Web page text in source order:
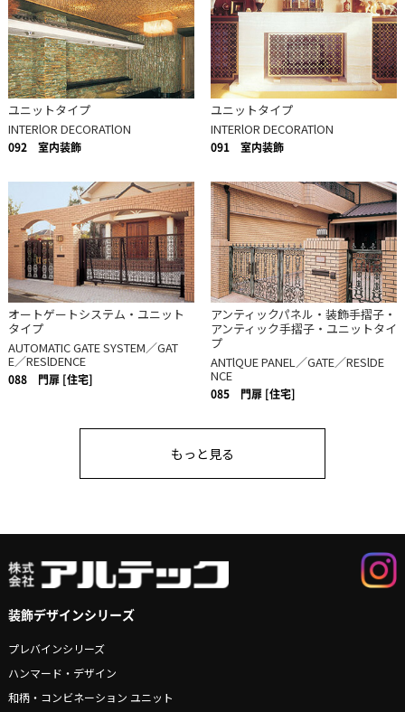
ユニットタイプ
INTERlOR DECORATlON
092 室内装飾
ユニットタイプ
INTERlOR DECORATlON
091 室内装飾
オートゲートシステム・ユニット
タイプ
AUTOMATIC GATE SYSTEM／GAT
E／RESlDENCE
088 門扉 [住宅]
アンティックパネル・装飾手摺子・
アンティック手摺子・ユニットタイ
プ
ANTlQUE PANEL／GATE／RESlDE
NCE
085 門扉 [住宅]
もっと見る
装飾デザインシリーズ
プレバインシリーズ
ハンマード・デザイン
和柄・コンビネーション ユニット